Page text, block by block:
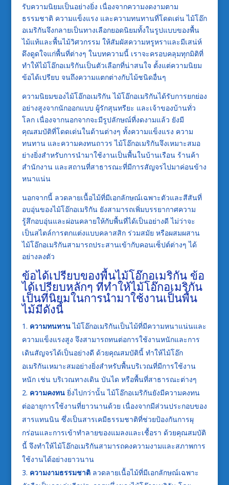
รับความนิยมเป็นอย่างยิ่ง เนื่องจากความงดงามตาม
ธรรมชาติ ความแข็งแรง และความทนทานที่โดดเด่น ไม้โอ๊ก
อเมริกันจึงกลายเป็นทางเลือกยอดนิยมทั้งในรูปแบบของพื้น
ไม้แท้และพื้นไม้วิศวกรรม ให้สัมผัสความหรูหราและมีเสน่ห์
ดึงดูดใจแก่พื้นที่ต่างๆ ในบทความนี้ เราจะครอบคลุมทุกมิติที่
ทำให้ไม้โอ๊กอเมริกันเป็นตัวเลือกที่น่าสนใจ ตั้งแต่ความนิยม
ข้อได้เปรียบ จนถึงความแตกต่างกับไม้ชนิดอื่นๆ
ความนิยมของไม้โอ๊กอเมริกัน ไม้โอ๊กอเมริกันได้รับการยกย่อง
อย่างสูงจากนักออกแบบ ผู้รักสุนทรียะ และเจ้าของบ้านทั่ว
โลก เนื่องจากนอกจากจะมีรูปลักษณ์ที่งดงามแล้ว ยังมี
คุณสมบัติที่โดดเด่นในด้านต่างๆ ทั้งความแข็งแรง ความ
ทนทาน และความคงทนถาวร ไม้โอ๊กอเมริกันจึงเหมาะสมอ
ย่างยิ่งสำหรับการนำมาใช้งานเป็นพื้นในบ้านเรือน ร้านค้า
สำนักงาน และสถานที่สาธารณะที่มีการสัญจรไปมาค่อนข้าง
หนาแน่น
นอกจากนี้ ลวดลายเนื้อไม้ที่มีเอกลักษณ์เฉพาะตัวและสีสันที่
อบอุ่นของไม้โอ๊กอเมริกัน ยังสามารถเพิ่มบรรยากาศความ
รู้สึกอบอุ่นและผ่อนคลายให้กับพื้นที่ได้เป็นอย่างดี ไม่ว่าจะ
เป็นสไตล์การตกแต่งแบบคลาสสิก ร่วมสมัย หรือผสมผสาน
ไม้โอ๊กอเมริกันสามารถประสานเข้ากับคอนเซ็ปต์ต่างๆ ได้
อย่างลงตัว
ข้อได้เปรียบของพื้นไม้โอ๊กอเมริกัน ข้อ
ได้เปรียบหลักๆ ที่ทำให้ไม้โอ๊กอเมริกัน
เป็นที่นิยมในการนำมาใช้งานเป็นพื้น
ไม้มีดังนี้
ความทนทานไม้โอ๊กอเมริกันเป็นไม้ที่มีความหนาแน่นและ
ความแข็งแรงสูง จึงสามารถทนต่อการใช้งานหนักและการ
เดินสัญจรได้เป็นอย่างดี ด้วยคุณสมบัตินี้ ทำให้ไม้โอ๊ก
อเมริกันเหมาะสมอย่างยิ่งสำหรับพื้นบริเวณที่มีการใช้งาน
หนัก เช่น บริเวณทางเดิน บันได หรือพื้นที่สาธารณะต่างๆ
ความคงทนยิ่งไปกว่านั้น ไม้โอ๊กอเมริกันยังมีความคงทน
ต่ออายุการใช้งานที่ยาวนานด้วย เนื่องจากมีส่วนประกอบของ
สารแทนนิน ซึ่งเป็นสารเคมีธรรมชาติที่ช่วยป้องกันการผุ
กร่อนและการเข้าทำลายของแมลงและเชื้อรา ด้วยคุณสมบัติ
นี้ จึงทำให้ไม้โอ๊กอเมริกันสามารถคงความงามและสภาพการ
ใช้งานได้อย่างยาวนาน
ความงามธรรมชาติลวดลายเนื้อไม้ที่มีเอกลักษณ์เฉพาะ